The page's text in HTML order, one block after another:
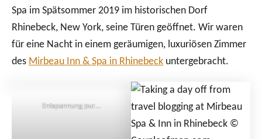
Spa im Spätsommer 2019 im historischen Dorf
Rhinebeck, New York, seine Türen geöffnet. Wir waren
für eine Nacht in einem geräumigen, luxuriösen Zimmer
des Mirbeau Inn & Spa in Rhinebeck untergebracht.
Entspannung pur…